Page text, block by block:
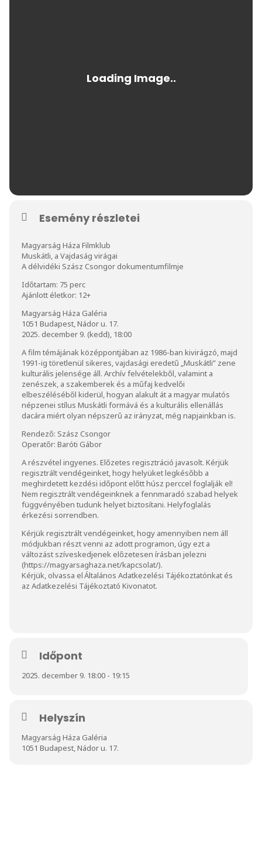
Esemény részletei
Magyarság Háza Filmklub
Muskátli, a Vajdaság virágai
A délvidéki Szász Csongor dokumentumfilmje
Időtartam: 75 perc
Ajánlott életkor: 12+
Magyarság Háza Galéria
1051 Budapest, Nádor u. 17.
2025. december 9. (kedd), 18:00
A film témájának középpontjában az 1986-ban kivirágzó, majd
1991-ig töretlenül sikeres, vajdasági eredetű „Muskátli” zene
kulturális jelensége áll. Archív felvételekből, valamint a
zenészek, a szakemberek és a műfaj kedvelői
elbeszéléséből kiderül, hogyan alakult át a magyar mulatós
népzenei stílus Muskátli formává és a kulturális ellenállás
dacára miért olyan népszerű az irányzat, még napjainkban is.
Rendező: Szász Csongor
Operatőr: Baróti Gábor
A részvétel ingyenes. Előzetes regisztráció javasolt. Kérjük
regisztrált vendégeinket, hogy helyüket legkésőbb a
meghirdetett kezdési időpont előtt húsz perccel foglalják el!
Nem regisztrált vendégeinknek a fennmaradó szabad helyek
függvényében tudunk helyet biztosítani. Helyfoglalás
érkezési sorrendben.
Kérjük regisztrált vendégeinket, hogy amennyiben nem áll
módjukban részt venni az adott programon, úgy ezt a
változást szíveskedjenek előzetesen írásban jelezni
(https://magyarsaghaza.net/kapcsolat/).
Kérjük, olvassa elÁltalános Adatkezelési Tájékoztatónkat és
az Adatkezelési Tájékoztató Kivonatot.
Időpont
2025. december 9. 18:00 - 19:15
Helyszín
Magyarság Háza Galéria
1051 Budapest, Nádor u. 17.